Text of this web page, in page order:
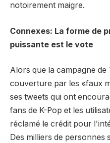
notoirement maigre.
Connexes: La forme de
puissante est le vote
Alors que la campagne de
couverture par les «faux
ses tweets qui ont
fans de K-Pop et les
réclamé le crédit pour
Des milliers de